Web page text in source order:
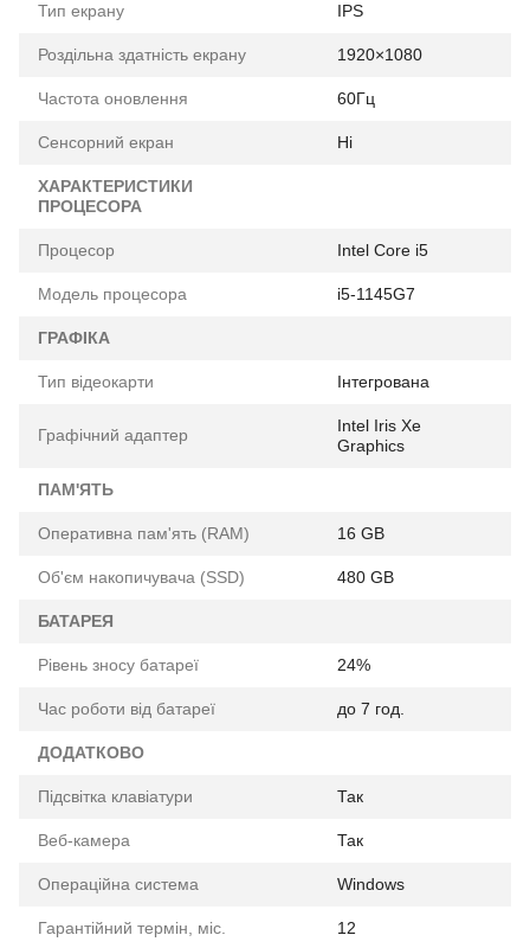
Тип екрану IPS
Роздільна здатність екрану 1920×1080
Частота оновлення 60Гц
Сенсорний екран Ні
ХАРАКТЕРИСТИКИ
ПРОЦЕСОРА
Процесор Intel Core i5
Модель процесора i5-1145G7
ГРАФІКА
Тип відеокарти Інтегрована
Графічний адаптер
Intel Iris Xe
Graphics
ПАМ'ЯТЬ
Оперативна пам'ять (RAM) 16 GB
Об'єм накопичувача (SSD) 480 GB
БАТАРЕЯ
Рівень зносу батареї 24%
Час роботи від батареї до 7 год.
ДОДАТКОВО
Підсвітка клавіатури Так
Веб-камера Так
Операційна система Windows
Гарантійний термін, міс. 12